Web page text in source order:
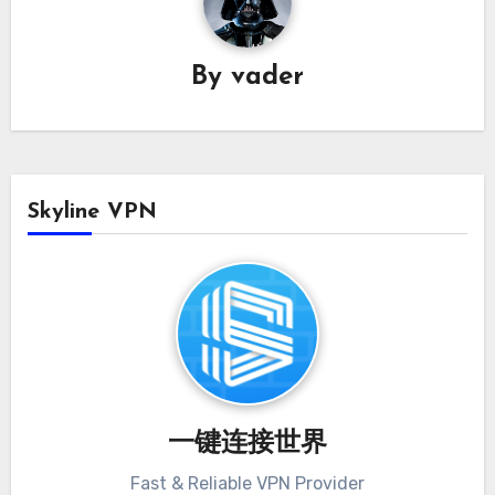
By vader
Skyline VPN
一键连接世界
Fast & Reliable VPN Provider